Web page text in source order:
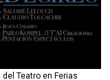
Teatro en Ferias